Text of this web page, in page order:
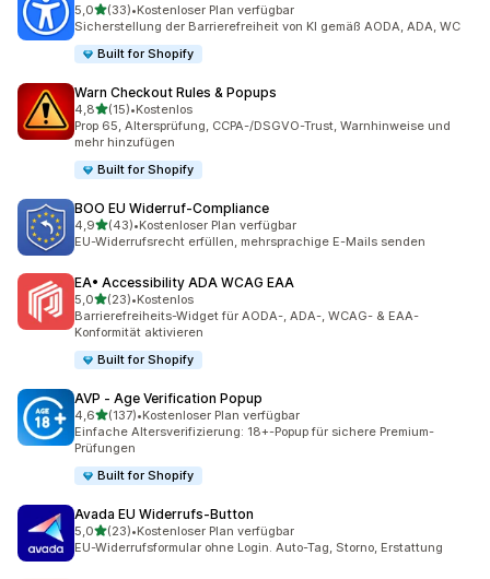
5,0von 5 Sternen
(33)
33 Rezensionen insgesamt
•Kostenloser Plan verfügbar
Sicherstellung der Barrierefreiheit von KI gemäß AODA, ADA, WC
Built for Shopify
Warn Checkout Rules & Popups
4,8von 5 Sternen
(15)
15 Rezensionen insgesamt
•Kostenlos
Prop 65, Altersprüfung, CCPA-/DSGVO-Trust, Warnhinweise und
mehr hinzufügen
Built for Shopify
BOO EU Widerruf‑Compliance
4,9von 5 Sternen
(43)
43 Rezensionen insgesamt
•Kostenloser Plan verfügbar
EU-Widerrufsrecht erfüllen, mehrsprachige E-Mails senden
EA• Accessibility ADA WCAG EAA
5,0von 5 Sternen
(23)
23 Rezensionen insgesamt
•Kostenlos
Barrierefreiheits-Widget für AODA-, ADA-, WCAG- & EAA-
Konformität aktivieren
Built for Shopify
AVP ‑ Age Verification Popup
4,6von 5 Sternen
(137)
137 Rezensionen insgesamt
•Kostenloser Plan verfügbar
Einfache Altersverifizierung: 18+-Popup für sichere Premium-
Prüfungen
Built for Shopify
Avada EU Widerrufs‑Button
5,0von 5 Sternen
(23)
23 Rezensionen insgesamt
•Kostenloser Plan verfügbar
EU-Widerrufsformular ohne Login. Auto-Tag, Storno, Erstattung